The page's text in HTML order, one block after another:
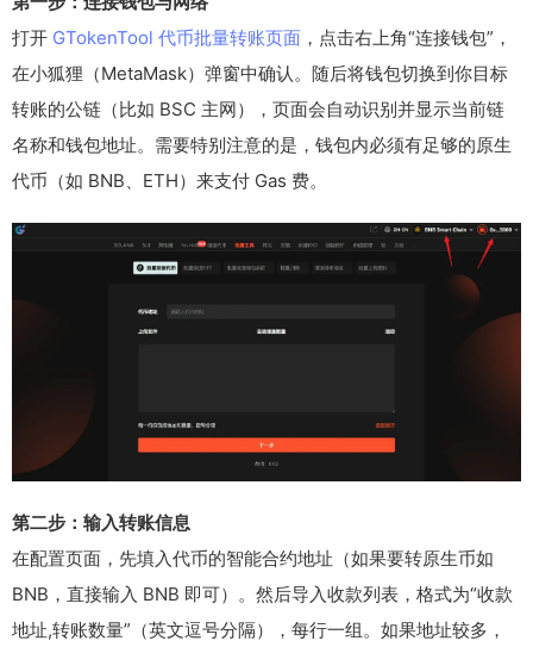
打开 GTokenTool 代币批量转账页面 ，点击右上角“连接钱包”，
在小狐狸（MetaMask）弹窗中确认。随后将钱包切换到你目标
转账的公链（比如 BSC 主网），页面会自动识别并显示当前链
名称和钱包地址。需要特别注意的是，钱包内必须有足够的原生
代币（如 BNB、ETH）来支付 Gas 费。
第二步：输入转账信息
在配置页面，先填入代币的智能合约地址（如果要转原生币如
BNB，直接输入 BNB 即可）。然后导入收款列表，格式为“收款
地址,转账数量”（英文逗号分隔），每行一组。如果地址较多，